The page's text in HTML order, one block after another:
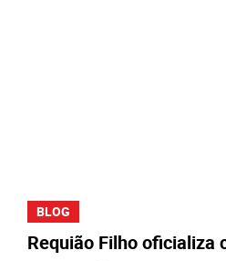
BLOG
Requião Filho oficializa